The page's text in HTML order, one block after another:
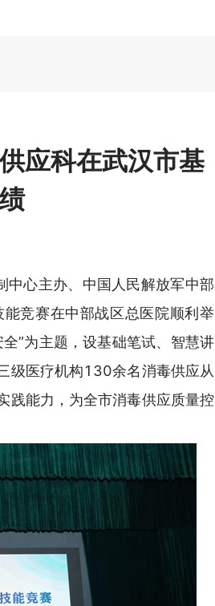
应科在武汉市基
心主办、中国人民解放军中部
竞赛在中部战区总医院顺利举
”为主题，设基础笔试、智慧讲
级医疗机构130余名消毒供应从
践能力，为全市消毒供应质量控